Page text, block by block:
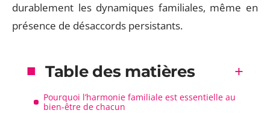
durablement les dynamiques familiales, même en
présence de désaccords persistants.
Table des matières
Pourquoi l’harmonie familiale est essentielle au
bien-être de chacun